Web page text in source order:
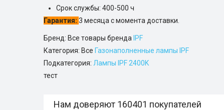
Срок службы: 400-500 ч
Гарантия: 3 месяца с момента доставки.
Бренд: Все товары бренда IPF
Категория: Все Газонаполненные лампы IPF
Подкатегория: Лампы IPF 2400K
тест
Нам доверяют 160401 покупателей